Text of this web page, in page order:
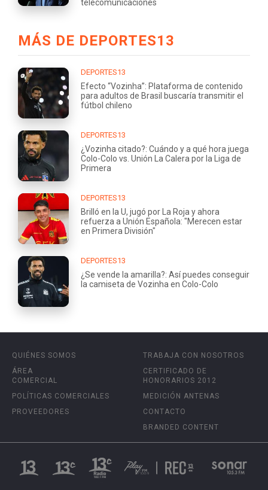
telecomunicaciones
MÁS DE DEPORTES13
DEPORTES13
Efecto “Vozinha”: Plataforma de contenido
para adultos de Brasil buscaría transmitir el
fútbol chileno
DEPORTES13
¿Vozinha citado?: Cuándo y a qué hora juega
Colo-Colo vs. Unión La Calera por la Liga de
Primera
DEPORTES13
Brilló en la U, jugó por La Roja y ahora
refuerza a Unión Española: "Merecen estar
en Primera División"
DEPORTES13
¿Se vende la amarilla?: Así puedes conseguir
la camiseta de Vozinha en Colo-Colo
QUIÉNES SOMOS
ÁREA
COMERCIAL
POLÍTICAS COMERCIALES
PROVEEDORES
TRABAJA CON NOSOTROS
CERTIFICADO DE
HONORARIOS 2012
MEDICIÓN ANTENAS
CONTACTO
BRANDED CONTENT